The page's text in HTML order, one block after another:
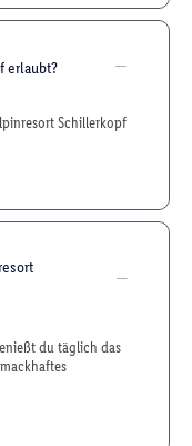
erlaubt?
Schillerkopf
du täglich das